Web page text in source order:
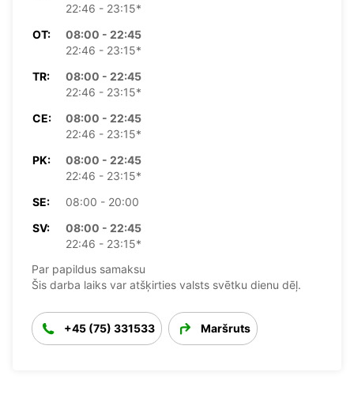
22:46 - 23:15*
OT:
08:00 - 22:45
22:46 - 23:15*
TR:
08:00 - 22:45
22:46 - 23:15*
CE:
08:00 - 22:45
22:46 - 23:15*
PK:
08:00 - 22:45
22:46 - 23:15*
SE:
08:00 - 20:00
SV:
08:00 - 22:45
22:46 - 23:15*
Par papildus samaksu
Šis darba laiks var atšķirties valsts svētku dienu dēļ.
+45 (75) 331533 Maršruts